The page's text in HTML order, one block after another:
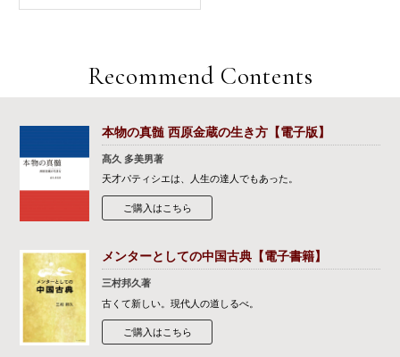
Recommend Contents
本物の真髄 西原金蔵の生き方【電子版】
髙久 多美男著
天才パティシエは、人生の達人でもあった。
ご購入はこちら
メンターとしての中国古典【電子書籍】
三村邦久著
古くて新しい。現代人の道しるべ。
ご購入はこちら